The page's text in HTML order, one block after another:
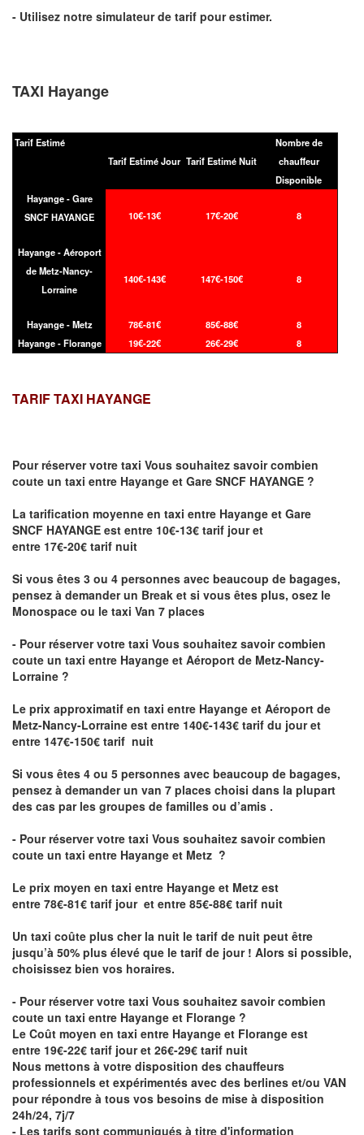
- Utilisez notre simulateur de tarif pour estimer.
TAXI Hayange
Tarif Estimé
Tarif Estimé Jour Tarif Estimé Nuit
Nombre de
chauffeur
Disponible
Hayange - Gare
SNCF HAYANGE
10€-13€ 17€-20€ 8
Hayange - Aéroport
de Metz-Nancy-
Lorraine
140€-143€ 147€-150€ 8
Hayange - Metz 78€-81€ 85€-88€
8
Hayange - Florange
19€-22€ 26€-29€ 8
TARIF TAXI HAYANGE
Pour réserver votre taxi Vous souhaitez savoircombien
coute un taxi entre Hayange et Gare SNCF HAYANGE ?
La tarification moyenne en taxi entre Hayange et Gare
SNCF HAYANGE est entre 10€-13€ tarif jour et
entre 17€-20€ tarif nuit
Si vous êtes 3 ou 4 personnes avec beaucoup de bagages,
pensez à demander un Break et si vous êtes plus, osez le
Monospace ou le taxi Van 7 places
- Pour réserver votre taxi Vous souhaitez savoircombien
coute un taxi entre Hayange et Aéroport de Metz-Nancy-
Lorraine ?
Le prix approximatif en taxi entre Hayange et Aéroport de
Metz-Nancy-Lorraine est entre 140€-143€ tarif du jour et
entre 147€-150€ tarif nuit
Si vous êtes 4 ou 5 personnes avec beaucoup de bagages,
pensez à demander un van 7 places choisi dans la plupart
des cas par les groupes de familles ou d’amis .
- Pour réserver votre taxi Vous souhaitez savoircombien
coute un taxi entre Hayange et Metz ?
Le prix moyen en taxi entre Hayange et Metz est
entre 78€-81€ tarif jour et entre 85€-88€ tarif nuit
Un taxi coûte plus cher la nuit le tarif de nuit peut être
jusqu’à 50% plus élevé que le tarif de jour ! Alors si possible,
choisissez bien vos horaires.
- Pour réserver votre taxi Vous souhaitez savoircombien
coute un taxi entre Hayange et Florange ?
Le Coût moyen en taxi entre Hayange et Florange est
entre 19€-22€ tarif jour et 26€-29€ tarif nuit
Nous mettons à votre disposition des chauffeurs
professionnels et expérimentés avec des berlines et/ou VAN
pour répondre à tous vos besoins de mise à disposition
24h/24, 7j/7
- Les tarifs sont communiqués à titre d'information